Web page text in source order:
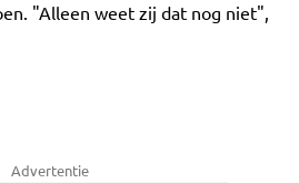
"Alleen weet zij dat nog niet",
Advertentie